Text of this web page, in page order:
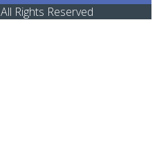
All Rights Reserved